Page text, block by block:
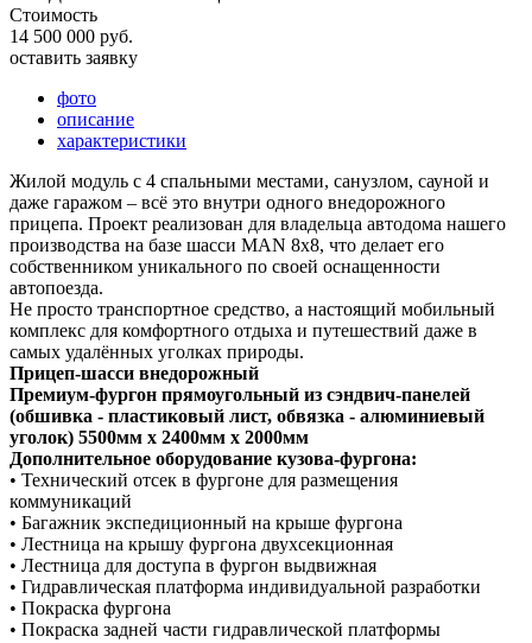
Стоимость
14 500 000 руб.
оставить заявку
фото
описание
характеристики
Жилой модуль с 4 спальными местами, санузлом, сауной и
даже гаражом – всё это внутри одного внедорожного
прицепа. Проект реализован для владельца автодома нашего
производства на базе шасси MAN 8х8, что делает его
собственником уникального по своей оснащенности
автопоезда.
Не просто транспортное средство, а настоящий мобильный
комплекс для комфортного отдыха и путешествий даже в
самых удалённых уголках природы.
Прицеп-шасси внедорожный
Премиум-фургон прямоугольный из сэндвич-панелей
(обшивка - пластиковый лист, обвязка - алюминиевый
уголок) 5500мм х 2400мм х 2000мм
Дополнительное оборудование кузова-фургона:
• Технический отсек в фургоне для размещения
коммуникаций
• Багажник экспедиционный на крыше фургона
• Лестница на крышу фургона двухсекционная
• Лестница для доступа в фургон выдвижная
• Гидравлическая платформа индивидуальной разработки
• Покраска фургона
• Покраска задней части гидравлической платформы